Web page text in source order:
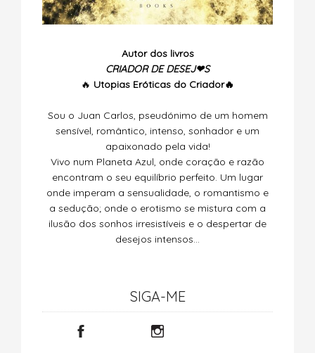
Autor dos livros
CRIADOR DE DESEJ❤S
🔥 Utopias Eróticas do Criador🔥
Sou o Juan Carlos, pseudónimo de um homem
sensível, romântico, intenso, sonhador e um
apaixonado pela vida!
Vivo num Planeta Azul, onde coração e razão
encontram o seu equilíbrio perfeito. Um lugar
onde imperam a sensualidade, o romantismo e
a sedução; onde o erotismo se mistura com a
ilusão dos sonhos irresistíveis e o despertar de
desejos intensos…
SIGA-ME